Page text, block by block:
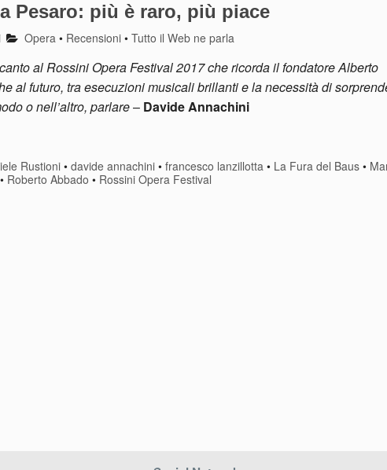
Pesaro: più è raro, più piace
Opera • Recensioni •Tutto il Web ne parla
al Rossini Opera Festival 2017 che ricorda il fondatore Alberto
al futuro, tra esecuzioni musicali brillanti e la necessità di
o nell’altro, parlare– Davide Annachini
Rustioni •davide annachini •francesco lanzillotta • La Fura del Baus •
• Roberto Abbado • Rossini Opera Festival